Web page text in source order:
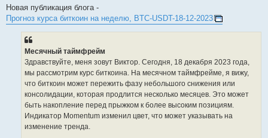
s
Новая публикация блога -
Прогноз курса биткоин на неделю, BTC-USDT-18-12-2023
Месячный таймфрейм
Здравствуйте, меня зовут Виктор. Сегодня, 18 декабря 2023 года,
мы рассмотрим курс биткоина. На месячном таймфрейме, я вижу,
что биткоин может пережить фазу небольшого снижения или
консолидации, которая продлится несколько месяцев. Это может
быть накопление перед прыжком к более высоким позициям.
Индикатор Momentum изменил цвет, что может указывать на
изменение тренда.